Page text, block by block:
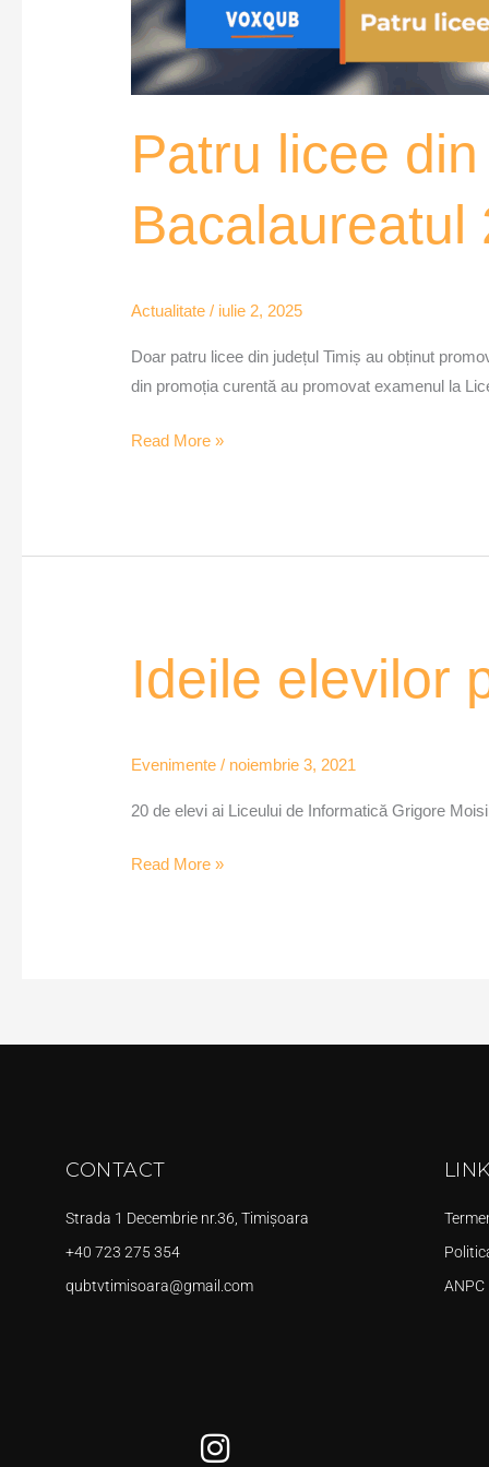
Patru licee
Bacalaureatul
Actualitate / iulie 2, 2025
Doar patru licee din județul Timiș au obținut
din promoția curentă au promovat examenul la
Read More »
Ideile elevilor
Evenimente / noiembrie 3, 2021
20 de elevi ai Liceului de Informatică Grigore
Ideile
elevilor
biodiversității
Read More »
CONTACT
Strada 1 Decembrie nr.36, Timișoara
+40 723 275 354
qubtvtimisoara@gmail.com
ANPC